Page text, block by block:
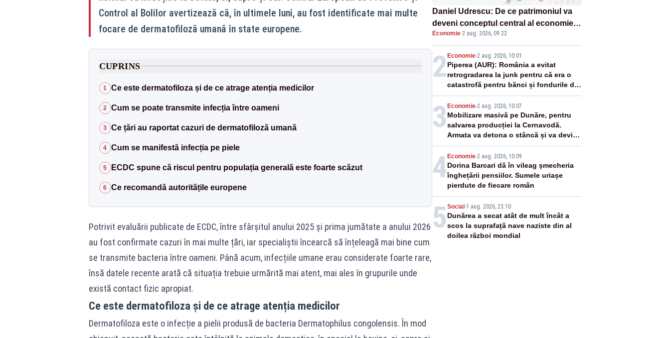
Control al Bolilor avertizează că, în ultimele luni, au fost identificate mai multe
focare de dermatofiloză umană în state europene.
CUPRINS
1 Ce este dermatofiloza și de ce atrage atenția medicilor
2 Cum se poate transmite infecția între oameni
3 Ce țări au raportat cazuri de dermatofiloză umană
4 Cum se manifestă infecția pe piele
5 ECDC spune că riscul pentru populația generală este foarte scăzut
6 Ce recomandă autoritățile europene
Potrivit evaluării publicate de ECDC, între sfârșitul anului 2025 și prima jumătate a anului 2026
au fost confirmate cazuri în mai multe țări, iar specialiștii încearcă să înțeleagă mai bine cum
se transmite bacteria între oameni. Până acum, infecțiile umane erau considerate foarte rare,
însă datele recente arată că situația trebuie urmărită mai atent, mai ales în grupurile unde
există contact fizic apropiat.
Ce este dermatofiloza și de ce atrage atenția medicilor
Dermatofiloza este o infecție a pielii produsă de bacteria Dermatophilus congolensis. În mod
Daniel Udrescu: De ce patrimoniul va
deveni conceptul central al economiei
viitoare?
Economie·2 aug. 2026, 09:22
2Economie-2 aug. 2026, 10:01
Piperea (AUR): România a evitat
retrogradarea la junk pentru că era o
catastrofă pentru bănci și fondurile de
pensii
3 Economie-2 aug. 2026, 10:07
Mobilizare masivă pe Dunăre, pentru
salvarea producției la Cernavodă.
Armata va detona o stâncă și va devia
apa fluviului - IMAGINI AERIENE
4Economie-2 aug. 2026, 10:09
Dorina Barcari dă în vileag șmecheria
înghețării pensiilor. Sumele uriașe
pierdute de fiecare român
5 Social-1 aug. 2026, 23:10
Dunărea a secat atât de mult încât a
scos la suprafață nave naziste din al
doilea război mondial